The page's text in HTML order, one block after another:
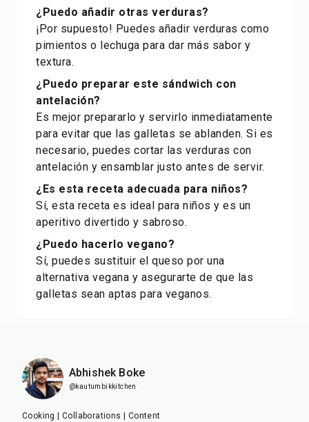
¿Puedo añadir otras verduras?
¡Por supuesto! Puedes añadir verduras como
pimientos o lechuga para dar más sabor y
textura.
¿Puedo preparar este sándwich con
antelación?
Es mejor prepararlo y servirlo inmediatamente
para evitar que las galletas se ablanden. Si es
necesario, puedes cortar las verduras con
antelación y ensamblar justo antes de servir.
¿Es esta receta adecuada para niños?
Sí, esta receta es ideal para niños y es un
aperitivo divertido y sabroso.
¿Puedo hacerlo vegano?
Sí, puedes sustituir el queso por una
alternativa vegana y asegurarte de que las
galletas sean aptas para veganos.
Abhishek Boke
@kautumbikkitchen
Cooking | Collaborations | Content